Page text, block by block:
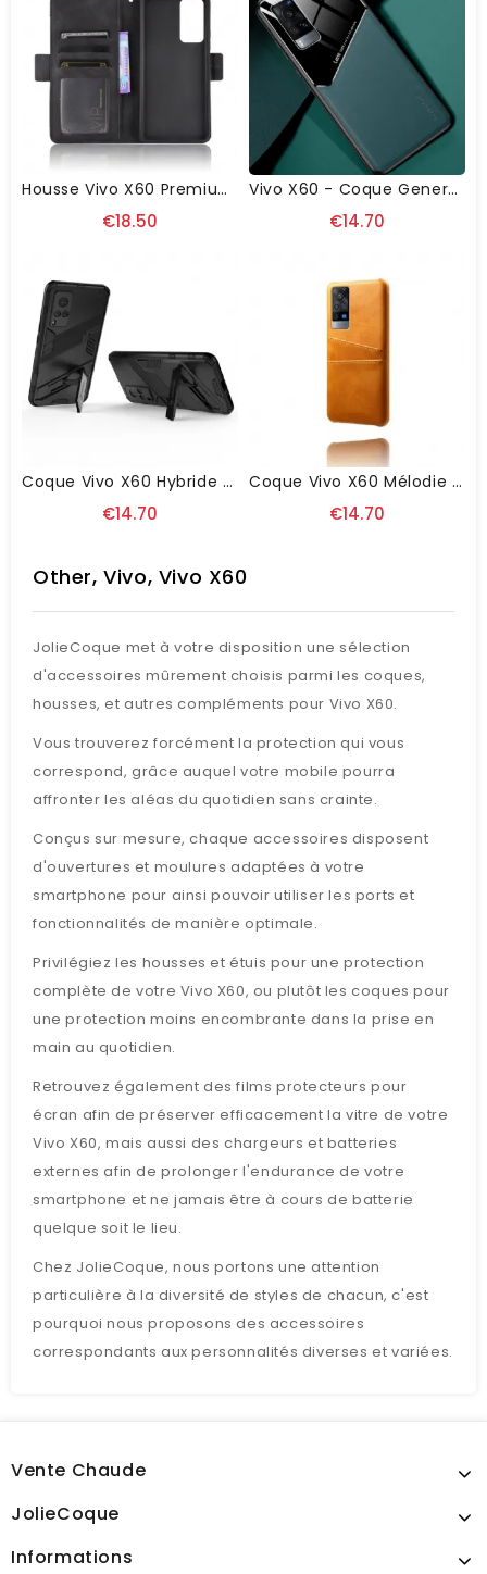
Housse Vivo X60 Premium Avec Porte Cartes
€18.50
Vivo X60 - Coque Generous Premium
€14.70
Coque Vivo X60 Hybride Avec Support
€14.70
Coque Vivo X60 Mélodie Effet Cuir Porte Cartes
€14.70
Other, Vivo, Vivo X60
JolieCoque met à votre disposition une sélection
d'accessoires mûrement choisis parmi les coques,
housses, et autres compléments pour Vivo X60.
Vous trouverez forcément la protection qui vous
correspond, grâce auquel votre mobile pourra
affronter les aléas du quotidien sans crainte.
Conçus sur mesure, chaque accessoires disposent
d'ouvertures et moulures adaptées à votre
smartphone pour ainsi pouvoir utiliser les ports et
fonctionnalités de manière optimale.
Privilégiez les housses et étuis pour une protection
complète de votre Vivo X60, ou plutôt les coques pour
une protection moins encombrante dans la prise en
main au quotidien.
Retrouvez également des films protecteurs pour
écran afin de préserver efficacement la vitre de votre
Vivo X60, mais aussi des chargeurs et batteries
externes afin de prolonger l'endurance de votre
smartphone et ne jamais être à cours de batterie
quelque soit le lieu.
Chez JolieCoque, nous portons une attention
particulière à la diversité de styles de chacun, c'est
pourquoi nous proposons des accessoires
correspondants aux personnalités diverses et variées.
Vente Chaude
JolieCoque
Informations